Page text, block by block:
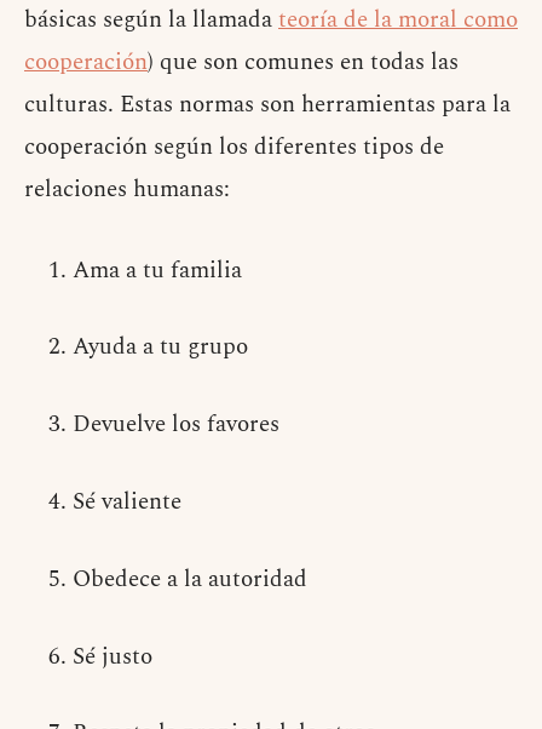
básicas según la llamadateoría de la moral como
cooperación) que son comunes en todas las
culturas. Estas normas son herramientas para la
cooperación según los diferentes tipos de
relaciones humanas:
Ama a tu familia
Ayuda a tu grupo
Devuelve los favores
Sé valiente
Obedece a la autoridad
Sé justo